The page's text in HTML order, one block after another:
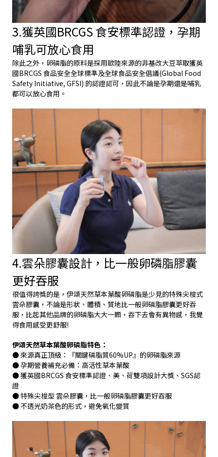
3.獲英國BRCGS 食安標準認證，孕期
哺乳可放心食用
除此之外，卵磷脂的原料是採用歐陸來源的非基改大豆萃取獲英
國BRCGS 食品安全全球標準及全球食品安全倡議(Global Food
Safety Initiative, GFSI) 的認證認可，因此不論是孕期還是哺乳
都可以放心食用。
4.雲朵膠囊設計，比一般卵磷脂膠囊
更好吞服
很值得誇獎的是，伊頌天然草本葉酸卵磷脂是少見的特殊尖梭式
雲朵膠囊，不論是形狀、體積、質地比一般卵磷脂膠囊更好吞
服，比起其他品牌的卵磷脂大大一顆，吞下去會有異物感，我覺
得食用感受更舒服!
伊頌天然草本葉酸卵磷脂特色：
● 來源真正頂級：『關鍵磷脂質60%UP』的卵磷脂來源
● 孕期營養補充必備：高活性草本葉酸
● 獲英國BRCGS 食安標準認證、美、荷雙項設計大獎、SGS認
證
● 特殊尖梭型 雲朵膠囊，比一般卵磷脂膠囊更好吞服
● 不透光奶茶色的形式，避免氧化變質